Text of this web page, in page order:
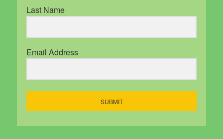
Last Name
Email Address
SUBMIT